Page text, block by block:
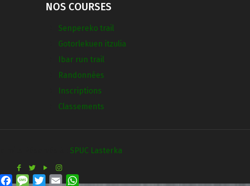
NOS COURSES
Senpereko trail
Gotorlekuen itzulia
Ibar run trail
Randonnées
Inscriptions
Classements
SPUC Lasterka
FacebookMessageTwitterEmail